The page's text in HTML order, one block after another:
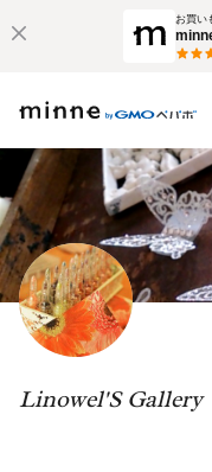
お買い
Linowel'S Gallery